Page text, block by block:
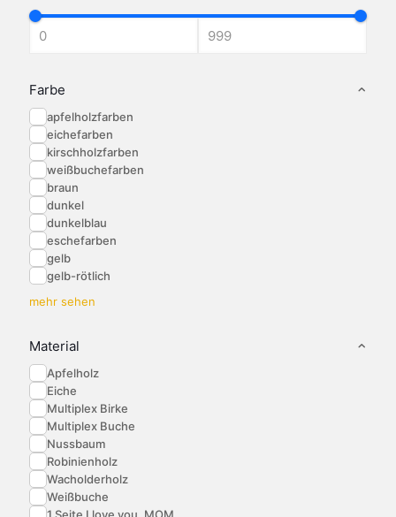
Farbe
apfelholzfarben
eichefarben
kirschholzfarben
weißbuchefarben
braun
dunkel
dunkelblau
eschefarben
gelb
gelb-rötlich
mehr sehen
Material
Apfelholz
Eiche
Multiplex Birke
Multiplex Buche
Nussbaum
Robinienholz
Wacholderholz
Weißbuche
1 Seite I love you, MOM